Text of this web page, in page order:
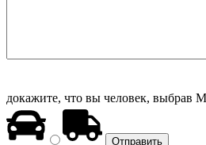
докажите, что вы человек, выбрав